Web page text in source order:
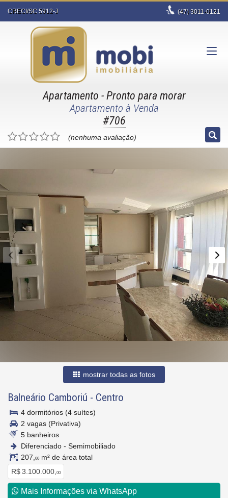
CRECI/SC 5912-J (47)3011-0121
Apartamento - Pronto para morar
Apartamento à Venda
#706
(nenhuma avaliação)
mostrar todas as fotos
Balneário Camboriú - Centro
4 dormitórios (4 suítes)
2 vagas (Privativa)
5 banheiros
Diferenciado - Semimobiliado
207, 00 m² de área total
R$ 3.100.000, 00
Mais Informações via WhatsApp